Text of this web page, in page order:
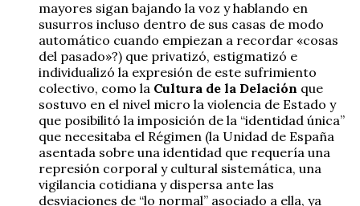
mayores sigan bajando la voz y hablando en
susurros incluso dentro de sus casas de modo
automático cuando empiezan a recordar «cosas
del pasado»?) que privatizó, estigmatizó e
individualizó la expresión de este sufrimiento
colectivo, como la Cultura de la Delación que
sostuvo en el nivel micro la violencia de Estado y
que posibilitó la imposición de la “identidad única”
que necesitaba el Régimen (la Unidad de España
asentada sobre una identidad que requería una
represión corporal y cultural sistemática, una
vigilancia cotidiana y dispersa ante las
desviaciones de “lo normal” asociado a ella, ya